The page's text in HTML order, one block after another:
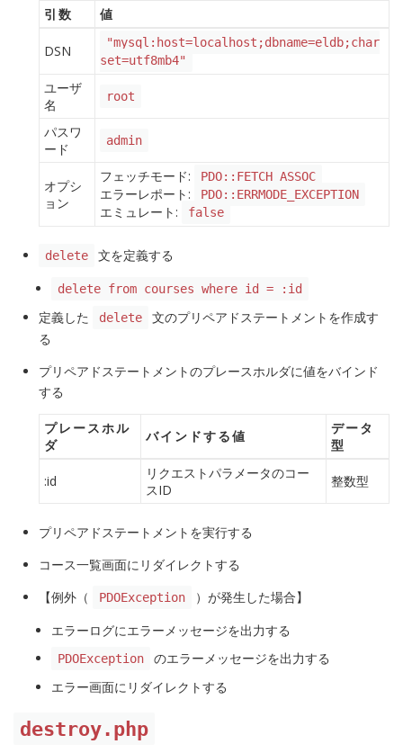
引数 値
DSN
"mysql:host=localhost;dbname=eldb;char
set=utf8mb4"
ユーザ
名
root
パスワ
ード
admin
オプシ
ョン
フェッチモード: PDO::FETCH_ASSOC
エラーレポート: PDO::ERRMODE_EXCEPTION
エミュレート: false
delete 文を定義する
delete from courses where id = :id
定義した delete
文のプリペアドステートメントを作成す
る
プリペアドステートメントのプレースホルダに値をバインド
する
プレースホル
ダ
バインドする値
データ
型
:id
リクエストパラメータのコー
スID
整数型
プリペアドステートメントを実行する
コース一覧画面にリダイレクトする
【例外（
PDOException
）が発生した場合】
エラーログにエラーメッセージを出力する
PDOException
のエラーメッセージを出力する
エラー画面にリダイレクトする
destroy.php